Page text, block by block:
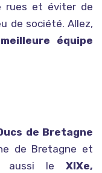
rues et éviter de
de société. Allez,
équipe
de Bretagne
de Bretagne et
aussi le XIXe,